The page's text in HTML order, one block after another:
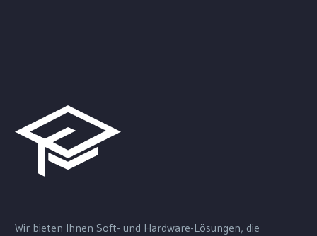
Wir bieten Ihnen Soft- und Hardware-Lösungen, die